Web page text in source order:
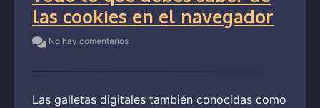
las cookies en el navegador
No hay comentarios
Las galletas digitales también conocidas como